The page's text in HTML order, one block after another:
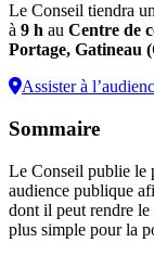
Le Conseil tiendra
à 9 h au Centre de
Portage, Gatineau
Assister à
Sommaire
Le Conseil publie le
audience publique
dont il peut rendre le
plus simple pour la